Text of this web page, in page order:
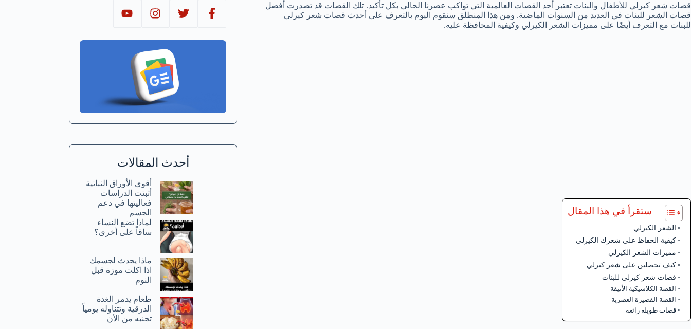
قصات شعر كيرلي للأطفال والبنات تعتبر أحد القصات العالمية التي تواكب عصرنا الحالي بكل تأكيد. تلك القصات قد تصدرت أفضل
قصات الشعر للبنات في العديد من السنوات الماضية. ومن هذا المنطلق سنقوم اليوم بالتعرف على أحدث قصات شعر كيرلي
للبنات مع التعرف أيضًا على مميزات الشعر الكيرلي وكيفية المحافظة عليه.
ستقرأ في هذا المقال
الشعر الكيرلي
كيفية الحفاظ على شعرك الكيرلي
مميزات الشعر الكيرلي
كيف تحصلين على شعر كيرلي
قصات شعر كيرلي للبنات
القصة الكلاسيكية الأنيقة
القصة القصيرة العصرية
قصات طويلة رائعة
أحدث المقالات
أقوى الأوراق النباتية
أثبتت الدراسات
فعاليتها في دعم
الجسم
لماذا تضع النساء
ساقاً على أخرى؟
ماذا يحدث لجسمك
اذا اكلت موزة قبل
النوم
طعام يدمر الغدة
الدرقية وتتناوله يومياً
تجنبه من الأن